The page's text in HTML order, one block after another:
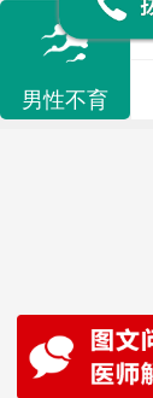
男性不育